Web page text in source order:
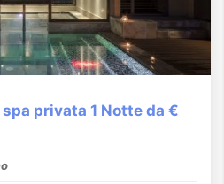
privata 1 Notte da €